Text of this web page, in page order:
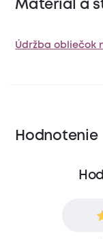
Materiál a
Údržba obliečok
Hodnotenie